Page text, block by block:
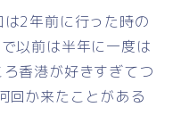
2年前に行った時の
以前は半年に一度は
香港が好きすぎてつ
回か来たことがある